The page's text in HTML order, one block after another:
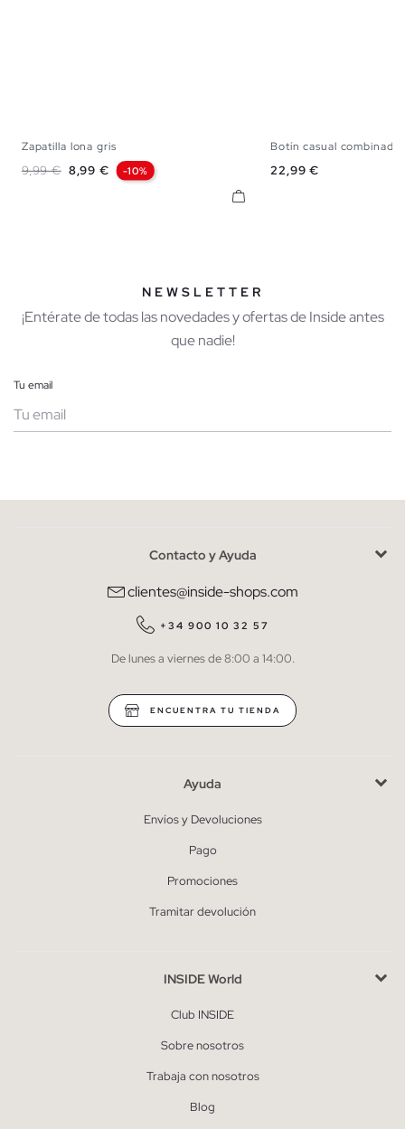
41
Zapatilla lona gris
Precio base
9,99 € Precio
8,99 € -10%
Botín casual combinado
Precio
22,99 €
NEWSLETTER
¡Entérate de todas las novedades y ofertas de Inside antes
que nadie!
Tu email
He leído y entiendo lapolítica de privacidad
QUIERO SUSCRIBIRME
* Puedes cancelar la suscripción en cualquier momento.
Contacto y Ayuda
clientes@inside-shops.com
+34 900 10 32 57
De lunes a viernes de 8:00 a 14:00.
ENCUENTRA TU TIENDA
Ayuda
Envíos y Devoluciones
Pago
Promociones
Tramitar devolución
INSIDE World
Club INSIDE
Sobre nosotros
Trabaja con nosotros
Blog